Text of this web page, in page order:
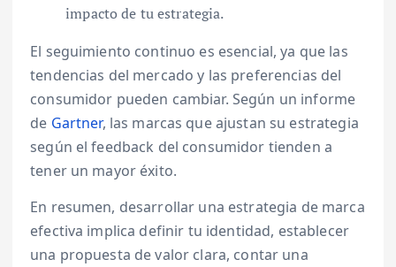
impacto de tu estrategia.
El seguimiento continuo es esencial, ya que las
tendencias del mercado y las preferencias del
consumidor pueden cambiar. Según un informe
de Gartner, las marcas que ajustan su estrategia
según el feedback del consumidor tienden a
tener un mayor éxito.
En resumen, desarrollar una estrategia de marca
efectiva implica definir tu identidad, establecer
una propuesta de valor clara, contar una